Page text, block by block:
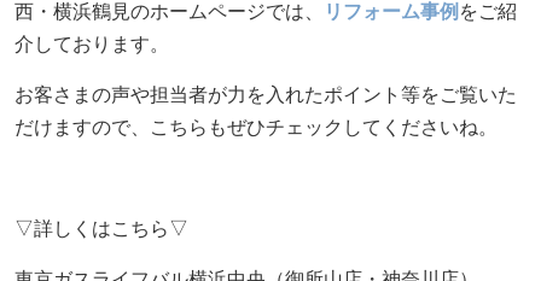
西・横浜鶴見のホームページでは、
リフォーム事例 をご紹
介しております。
お客さまの声や担当者が力を入れたポイント等をご覧いた
だけますので、こちらもぜひチェックしてくださいね。
▽詳しくはこちら▽